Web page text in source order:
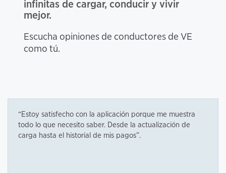
infinitas de cargar, conducir y vivir
mejor.
Escucha opiniones de conductores de VE
como tú.
“Estoy satisfecho con la aplicación porque me muestra
todo lo que necesito saber. Desde la actualización de
carga hasta el historial de mis pagos”.